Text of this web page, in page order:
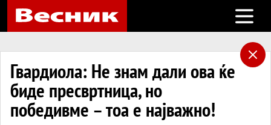
Open
Гвардиола: Не знам дали ова ќе
биде пресвртница, но
победивме – тоа е најважно!